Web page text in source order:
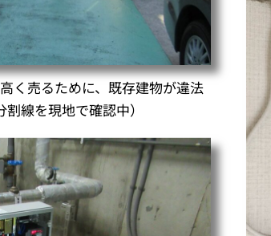
く売るために、既存建物が違法
線を現地で確認中）